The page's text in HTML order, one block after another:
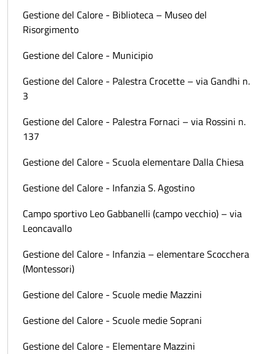
Gestione del Calore - Biblioteca – Museo del
Risorgimento
Gestione del Calore - Municipio
Gestione del Calore - Palestra Crocette – via Gandhi n.
3
Gestione del Calore - Palestra Fornaci – via Rossini n.
137
Gestione del Calore - Scuola elementare Dalla Chiesa
Gestione del Calore - Infanzia S. Agostino
Campo sportivo Leo Gabbanelli (campo vecchio) – via
Leoncavallo
Gestione del Calore - Infanzia – elementare Scocchera
(Montessori)
Gestione del Calore - Scuole medie Mazzini
Gestione del Calore - Scuole medie Soprani
Gestione del Calore - Elementare Mazzini